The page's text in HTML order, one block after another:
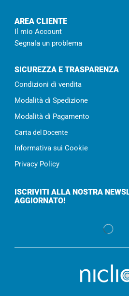
AREA CLIENTE
Il mio Account
Segnala un problema
SICUREZZA E TRASPARENZA
Condizioni di vendita
Modalità di Spedizione
Modalità di Pagamento
Carta del Docente
Informativa sui Cookie
Privacy Policy
ISCRIVITI ALLA NOSTRA
AGGIORNATO!